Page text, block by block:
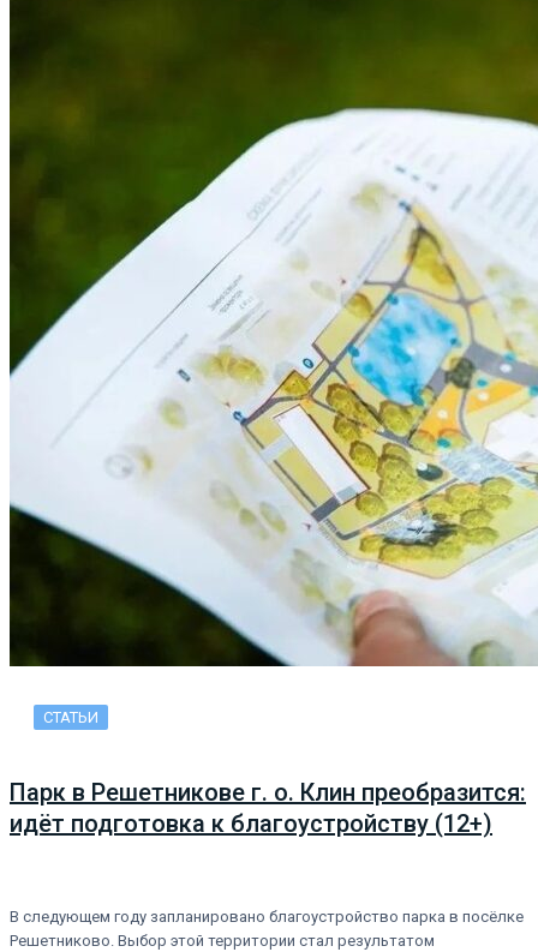
СТАТЬИ
Парк в Решетникове г. о. Клин преобразится:
идёт подготовка к благоустройству (12+)
В следующем году запланировано благоустройство парка в посёлке
Решетниково. Выбор этой территории стал результатом